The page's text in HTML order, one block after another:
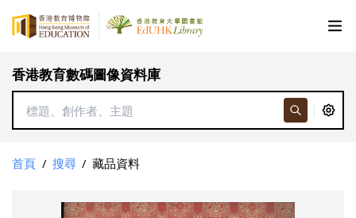
香港教育數碼圖像資料庫
首頁 / 搜尋 / 藏品資料